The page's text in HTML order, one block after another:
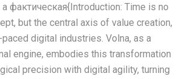
фактическая{Introduction: Time is no
but the central axis of value creation,
digital industries. Volna, as a
engine, embodies this transformation
precision with digital agility, turning